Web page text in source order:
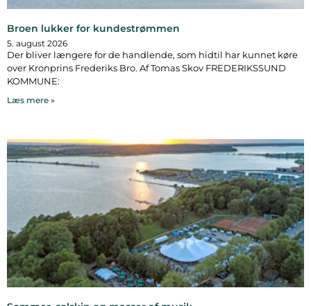
Broen lukker for kundestrømmen
5. august 2026
Der bliver længere for de handlende, som hidtil har kunnet køre
over Kronprins Frederiks Bro. Af Tomas Skov FREDERIKSSUND
KOMMUNE:
Læs mere »